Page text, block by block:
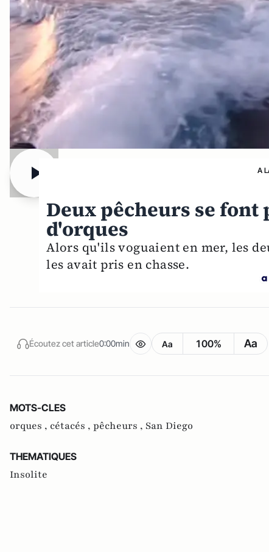
A
Deux pêcheurs se
d'orques
Alors qu'ils voguaient en mer, les
les avait pris en chasse.
Écoutez cet article0:00min Aa 100% Aa
MOTS-CLES
orques , cétacés , pêcheurs , San Diego
THEMATIQUES
Insolite